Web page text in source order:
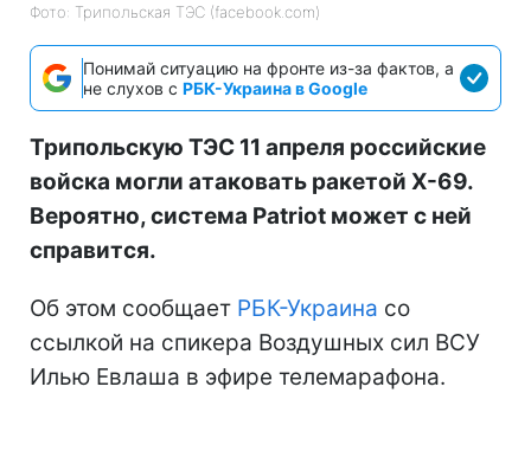
Фото: Трипольская ТЭС (facebook.com)
Понимай ситуацию на фронте из-за фактов, а
не слухов с РБК-Украина в Google
Трипольскую ТЭС 11 апреля российские
войска могли атаковать ракетой Х-69.
Вероятно, система Patriot может с ней
справится.
Об этом сообщает РБК-Украина со
ссылкой на спикера Воздушных сил ВСУ
Илью Евлаша в эфире телемарафона.